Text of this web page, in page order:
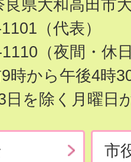
県大和高田市
（代表）
（夜間・休
時から午後4時
日を除く月曜日
市